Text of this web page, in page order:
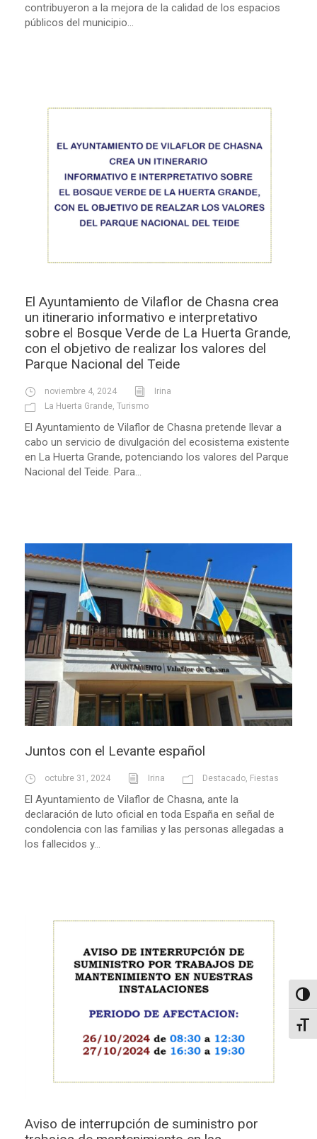
contribuyeron a la mejora de la calidad de los espacios
públicos del municipio...
El Ayuntamiento de Vilaflor de Chasna crea
un itinerario informativo e interpretativo
sobre el Bosque Verde de La Huerta Grande,
con el objetivo de realizar los valores del
Parque Nacional del Teide
noviembre 4, 2024
Irina
La Huerta Grande, Turismo
El Ayuntamiento de Vilaflor de Chasna pretende llevar a
cabo un servicio de divulgación del ecosistema existente
en La Huerta Grande, potenciando los valores del Parque
Nacional del Teide. Para...
Juntos con el Levante español
octubre 31, 2024 Irina Destacado, Fiestas
El Ayuntamiento de Vilaflor de Chasna, ante la
declaración de luto oficial en toda España en señal de
condolencia con las familias y las personas allegadas a
los fallecidos y...
Aviso de interrupción de suministro por